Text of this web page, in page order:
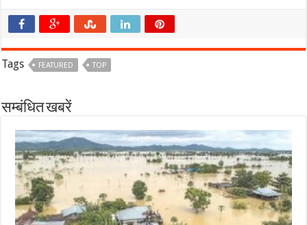
Tags FEATURED TOP
सम्बंधित खबरें